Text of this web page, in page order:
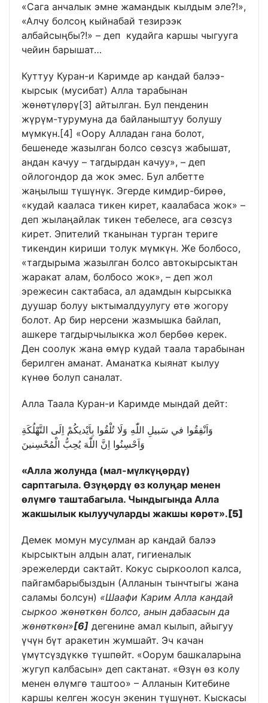
«Сага анчалык эмне жамандык кылдым эле?!»,
«Алчу болсоң кыйнабай тезирээк
албайсыңбы?!» – деп кудайга каршы чыгууга
чейин барышат…
Куттуу Куран-и Каримде ар кандай балээ-
кырсык (мусибат) Алла тарабынан
жөнөтүлөрү[3] айтылган. Бул пенденин
жүрүм-турумуна да байланыштуу болушу
мүмкүн. [4] «Оору Алладан гана болот,
бешенеде жазылган болсо сөзсүз жабышат,
андан качуу – тагдырдан качуу», – деп
ойлогондор да жок эмес. Бул албетте
жаңылыш түшүнүк. Эгерде кимдир-бирөө,
«кудай кааласа тикен кирет, каалабаса жок» –
деп жылаңайлак тикен тебелесе, ага сөзсүз
кирет. Эпителий тканынан турган териге
тикендин кириши толук мүмкүн. Же болбосо,
«тагдырыма жазылган болсо автокырсыктан
жаракат алам, болбосо жок», – деп жол
эрежесин сактабаса, ал адамдын кырсыкка
дуушар болуу ыктымалдуулугу өтө жогору
болот. Ар бир нерсени жазмышка байлап,
ашкере тагдырчылыкка жол бербөө керек.
Ден соолук жана өмүр кудай таала тарабынан
берилген аманат. Аманатка кыянат кылуу
күнөө болуп саналат.
Алла Таала Куран-и Каримде мындай дейт:
وَاَنْفِقُوا في سَبيلِ اللّٰهِ وَلَا تُلْقُوا بِاَيْديكُمْ اِلَى التَّهْلُكَةِ
«Алла жолунда (мал-мүлкүңөрдү)
сарптагыла. Өзүңөрдү өз колуңар менен
өлүмгө таштабагыла. Чындыгында Алла
жакшылык кылуучуларды жакшы көрөт». [5]
Демек момун мусулман ар кандай балээ
кырсыктын алдын алат, гигиеналык
эрежелерди сактайт. Кокус сыркоолоп калса,
пайгамбарыбыздын (Алланын тынчтыгы жана
саламы болсун) «Шаафи Карим Алла кандай
сыркоо жөнөткөн болсо, анын дабаасын да
жөнөткөн»[6] дегенине амал кылып, айыгуу
үчүн бүт аракетин жумшайт. Эч качан
үмүтсүздүккө түшпөйт. «Оорум башкаларына
жугуп калбасын» деп сактанат. «Өзүн өз колу
менен өлүмгө таштоо» – Алланын Китебине
каршы келген жосун экенин түшүнөт. Кыскасы